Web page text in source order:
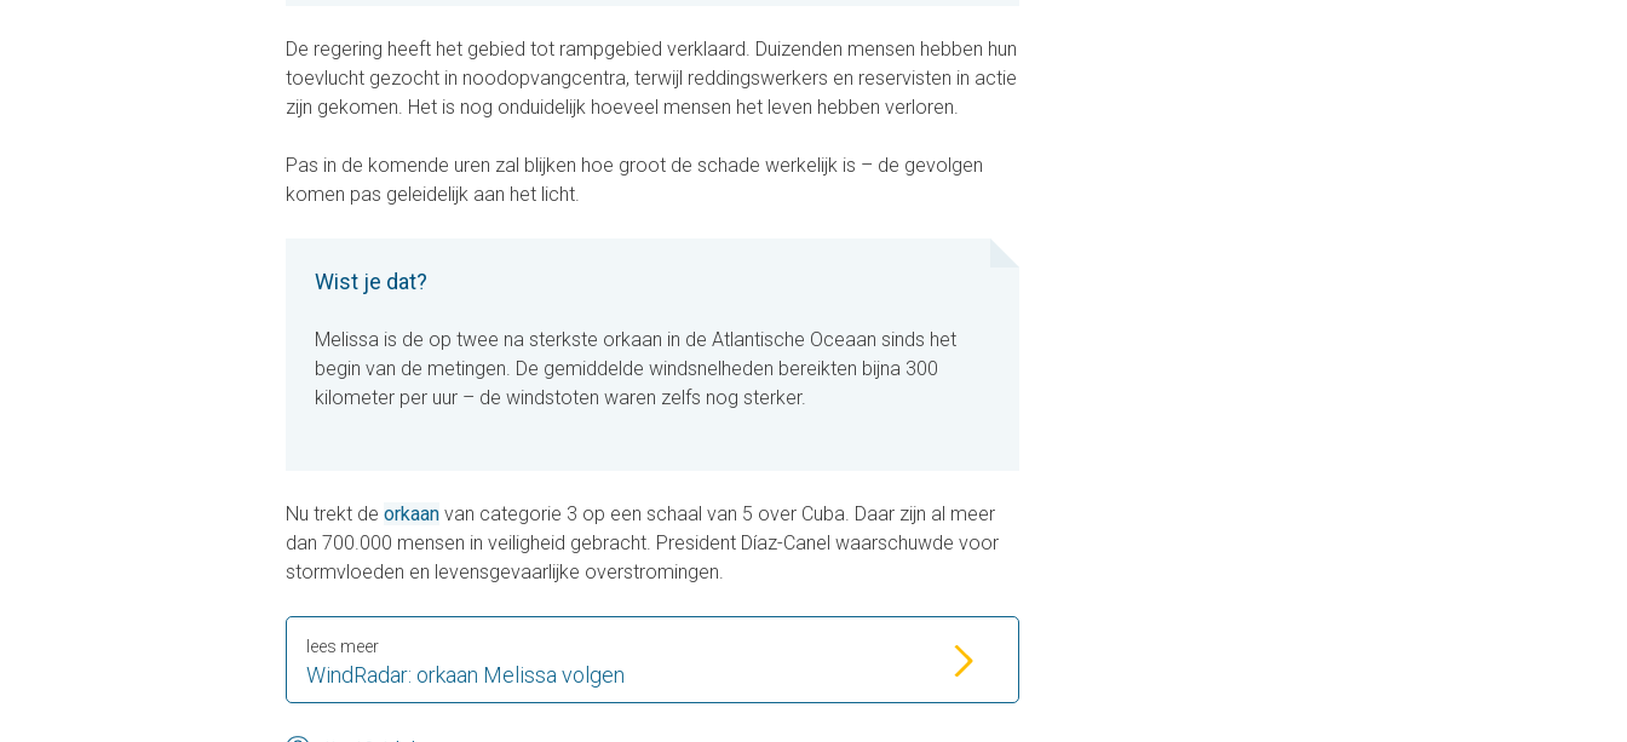
De regering heeft het gebied tot rampgebied verklaard. Duizenden mensen hebben hun
toevlucht gezocht in noodopvangcentra, terwijl reddingswerkers en reservisten in actie
zijn gekomen. Het is nog onduidelijk hoeveel mensen het leven hebben verloren.
Pas in de komende uren zal blijken hoe groot de schade werkelijk is – de gevolgen
komen pas geleidelijk aan het licht.
Wist je dat?
Melissa is de op twee na sterkste orkaan in de Atlantische Oceaan sinds het
begin van de metingen. De gemiddelde windsnelheden bereikten bijna 300
kilometer per uur – de windstoten waren zelfs nog sterker.
Nu trekt de orkaan van categorie 3 op een schaal van 5 over Cuba. Daar zijn al meer
dan 700.000 mensen in veiligheid gebracht. President Díaz-Canel waarschuwde voor
stormvloeden en levensgevaarlijke overstromingen.
WindRadar: orkaan Melissa volgen
lees meer